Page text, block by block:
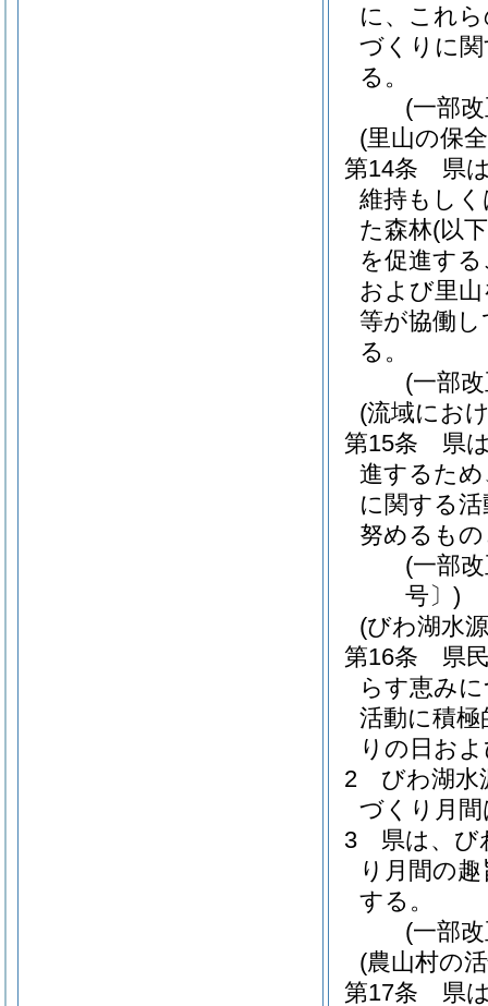
に、これ
づくりに
る。
(一部
(里山の保
第14条
県
維持もし
た森林(以
を促進す
および里
等が協働
る。
(一部
(流域にお
第15条
県
進するた
に関する
努めるも
(一部
号〕)
(びわ湖水
第16条
県
らす恵み
活動に積
りの日お
2
びわ湖水
づくり月
3
県は、び
り月間の
する。
(一部
(農山村の
第17条
県